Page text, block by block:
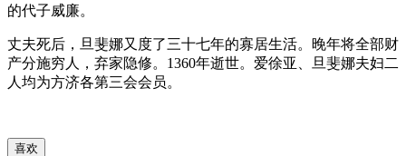
的代子威廉。
丈夫死后，旦斐娜又度了三十七年的寡居生活。晚年将全部财
产分施穷人，弃家隐修。1360年逝世。爱徐亚、旦斐娜夫妇二
人均为方济各第三会会员。
喜欢